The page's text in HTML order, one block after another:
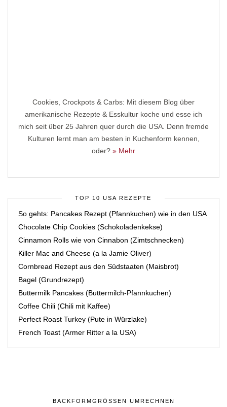
Cookies, Crockpots & Carbs: Mit diesem Blog über
amerikanische Rezepte & Esskultur koche und esse ich
mich seit über 25 Jahren quer durch die USA. Denn fremde
Kulturen lernt man am besten in Kuchenform kennen,
oder? » Mehr
TOP 10 USA REZEPTE
So gehts: Pancakes Rezept (Pfannkuchen) wie in den USA
Chocolate Chip Cookies (Schokoladenkekse)
Cinnamon Rolls wie von Cinnabon (Zimtschnecken)
Killer Mac and Cheese (a la Jamie Oliver)
Cornbread Rezept aus den Südstaaten (Maisbrot)
Bagel (Grundrezept)
Buttermilk Pancakes (Buttermilch-Pfannkuchen)
Coffee Chili (Chili mit Kaffee)
Perfect Roast Turkey (Pute in Würzlake)
French Toast (Armer Ritter a la USA)
BACKFORMGRÖSSEN UMRECHNEN